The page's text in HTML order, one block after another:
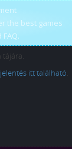
the best games
tájára.
itt található.